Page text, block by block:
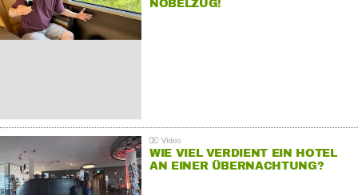
NOBELZUG!
WIE VIEL VERDIENT EIN HOTEL
AN EINER ÜBERNACHTUNG?